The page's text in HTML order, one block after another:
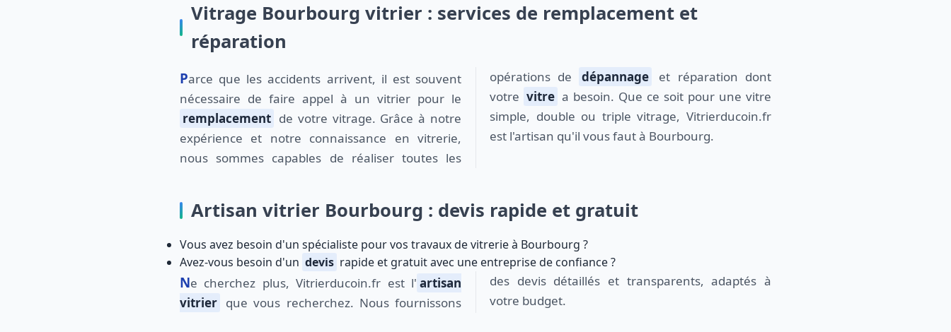
Vitrage Bourbourg vitrier : services de remplacement et
réparation
Parce que les accidents arrivent, il est souvent
nécessaire de faire appel à un vitrier pour le
remplacement de votre vitrage. Grâce à notre
expérience et notre connaissance en vitrerie,
nous sommes capables de réaliser toutes les
opérations de dépannage
et réparation dont
votre vitre a besoin. Que ce soit pour une vitre
simple, double ou triple vitrage, Vitrierducoin.fr
est l'artisan qu'il vous faut à Bourbourg.
Artisan vitrier Bourbourg : devis rapide et gratuit
Vous avez besoin d'un spécialiste pour vos travaux de vitrerie à Bourbourg ?
Avez-vous besoin d'un devis rapide et gratuit avec une entreprise de confiance ?
Ne cherchez plus, Vitrierducoin.fr est l' artisan
vitrier que vous recherchez. Nous fournissons
des devis détaillés et transparents, adaptés à
votre budget.